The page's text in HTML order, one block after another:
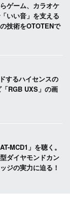
ゲーム、カラオケ
いい音」を支える
技術をOTOTENで
するハイセンスの
RGB UXS」の画
MCD1」を聴く。
ダイヤモンドカン
ジの実力に迫る！